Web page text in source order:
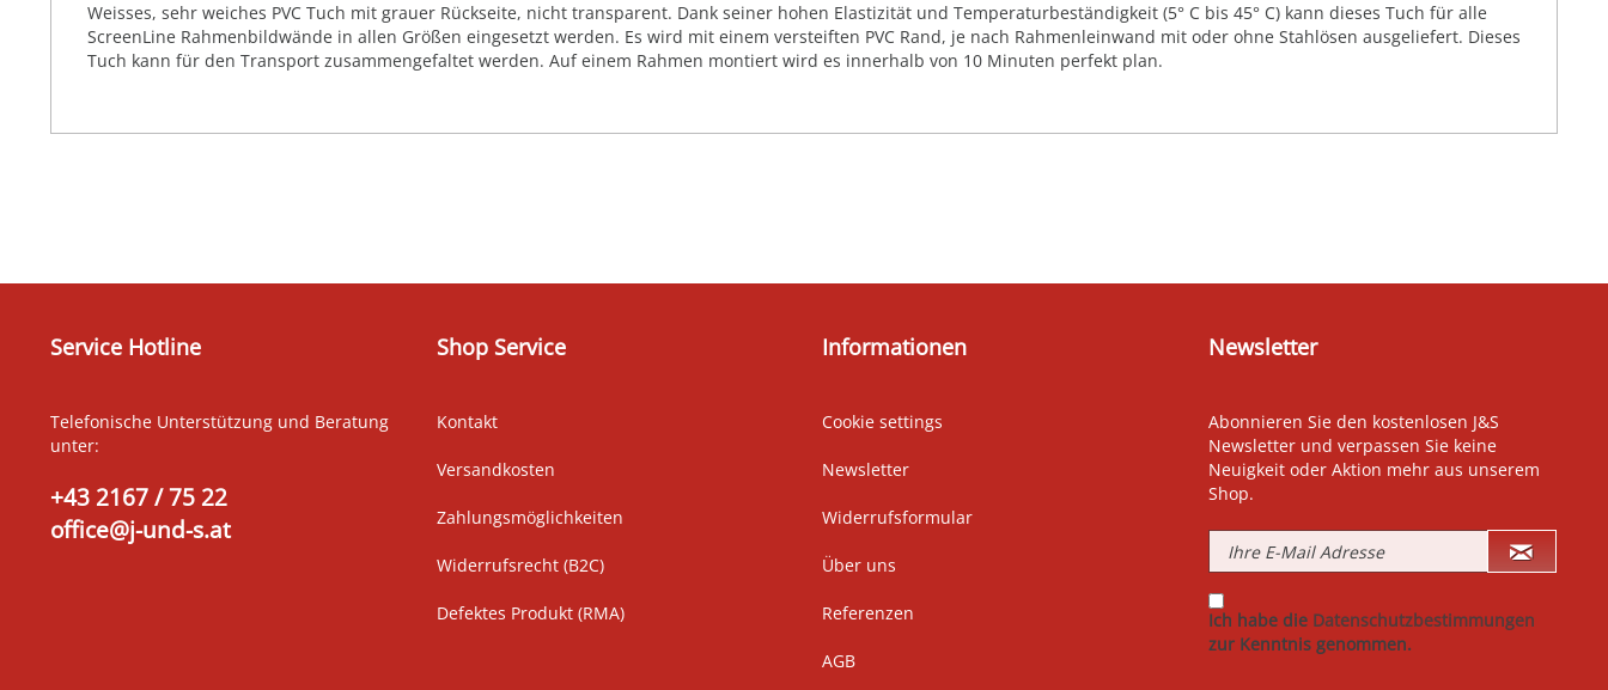
Weisses, sehr weiches PVC Tuch mit grauer Rückseite, nicht transparent. Dank seiner hohen Elastizität und Temperaturbeständigkeit (5° C bis 45° C) kann dieses Tuch für alle
ScreenLine Rahmenbildwände in allen Größen eingesetzt werden. Es wird mit einem versteiften PVC Rand, je nach Rahmenleinwand mit oder ohne Stahlösen ausgeliefert. Dieses
Tuch kann für den Transport zusammengefaltet werden. Auf einem Rahmen montiert wird es innerhalb von 10 Minuten perfekt plan.
Service Hotline
Telefonische Unterstützung und Beratung
unter:
+43 2167 / 75 22
office@j-und-s.at
Shop Service
Kontakt
Versandkosten
Zahlungsmöglichkeiten
Widerrufsrecht (B2C)
Defektes Produkt (RMA)
Informationen
Cookie settings
Newsletter
Widerrufsformular
Über uns
Referenzen
AGB
Newsletter
Abonnieren Sie den kostenlosen J&S
Newsletter und verpassen Sie keine
Neuigkeit oder Aktion mehr aus unserem
Shop.
Ich habe die Datenschutzbestimmungen
zur Kenntnis genommen.